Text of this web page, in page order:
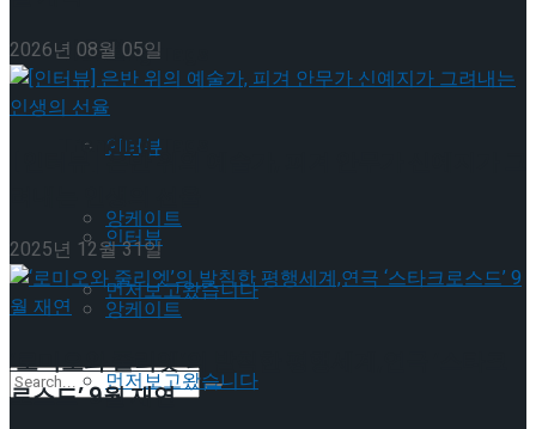
Trending Tags
인터뷰
앙케이트
먼저보고왔습니다
이호원
Trending Tags
인터뷰
앙케이트
먼저보고왔습니다
2026년 08월 05일
[인터뷰] 은반 위의 예술가, 피겨 안무가 신예지가 그
2025년 12월 31일
‘로미오와 줄리엣’의 발칙한 평행세계,연극 ‘스타크
로스드’ 9월 재연